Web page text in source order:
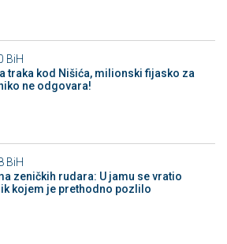
BiH
traka kod Nišića, milionski fijasko za
ne odgovara!
BiH
zeničkih rudara: U jamu se vratio
kojem je prethodno pozlilo